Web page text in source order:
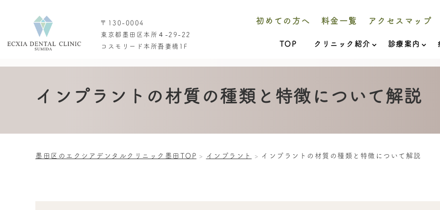
〒130-0004
東京都墨田区本所４-29-22
コスモリード本所吾妻橋1F
初めての方へ 料金一覧 アクセスマップ
TOP クリニック紹介 診療案内
インプラントの材質の種類と特徴について解説
墨田区のエクシアデンタルクリニック墨田TOP インプラント インプラントの材質の種類と特徴について解説